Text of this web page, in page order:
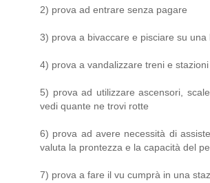
2) prova ad entrare senza pagare
3) prova a bivaccare e pisciare su una
4) prova a vandalizzare treni e stazioni
5) prova ad utilizzare ascensori,
vedi quante ne trovi rotte
6) prova ad avere necessità di
valuta la prontezza e la capacità del
7) prova a fare il vu cumprà in una